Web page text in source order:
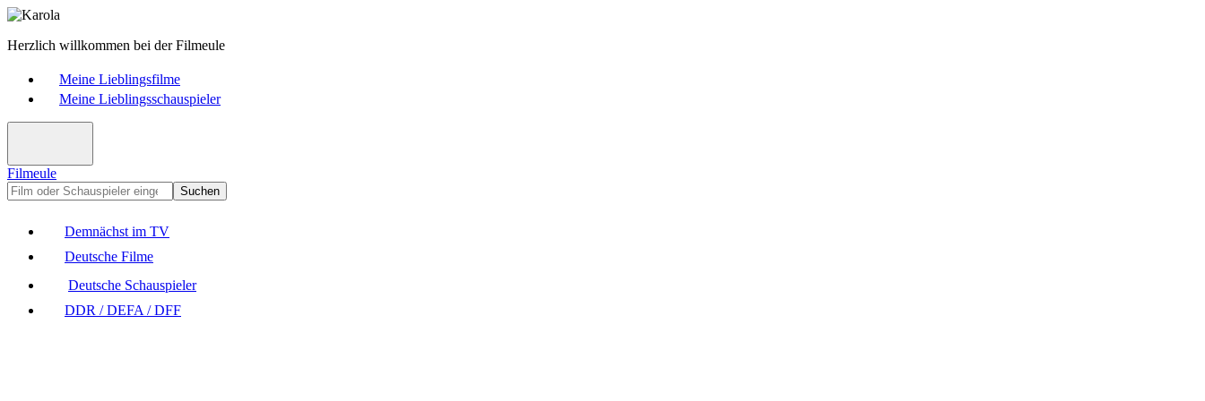
Herzlich willkommen bei der Filmeule
Meine Lieblingsfilme
Meine Lieblingsschauspieler
Filmeule
Suchen
Demnächst im TV
Deutsche Filme
Deutsche Schauspieler
DDR / DEFA / DFF